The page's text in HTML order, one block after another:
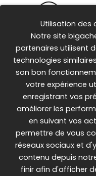
Utilisation des
Notre site
partenaires utilisent
technologies
son bon
votre expérience
enregistrant vos
améliorer les
en suivant vos
permettre de vous
réseaux sociaux et
contenu depuis
finir afin d'afficher
Aller au contenu
Accueil
Services
Législation
Sauter la barre de
126Produits